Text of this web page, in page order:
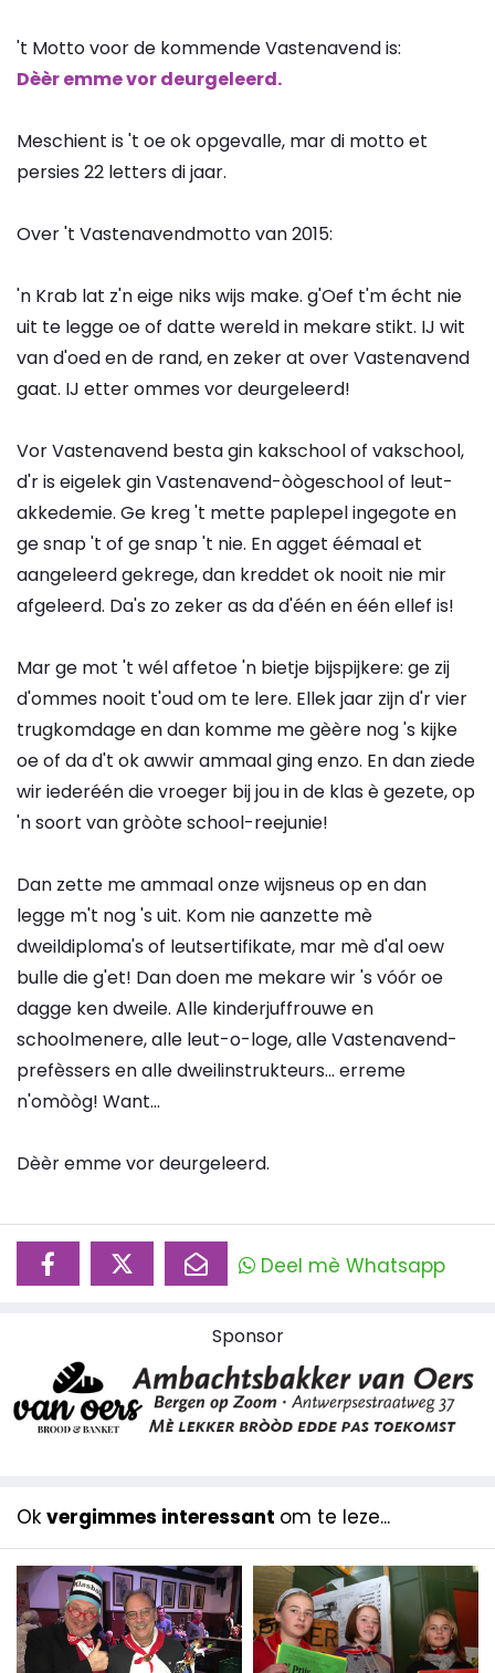
't Motto voor de kommende Vastenavend is:
Dèèr emme vor deurgeleerd.
Meschient is 't oe ok opgevalle, mar di motto et
persies 22 letters di jaar.
Over 't Vastenavendmotto van 2015:
'n Krab lat z'n eige niks wijs make. g'Oef t'm écht nie
uit te legge oe of datte wereld in mekare stikt. IJ wit
van d'oed en de rand, en zeker at over Vastenavend
gaat. IJ etter ommes vor deurgeleerd!
Vor Vastenavend besta gin kakschool of vakschool,
d'r is eigelek gin Vastenavend-òògeschool of leut-
akkedemie. Ge kreg 't mette paplepel ingegote en
ge snap 't of ge snap 't nie. En agget éémaal et
aangeleerd gekrege, dan kreddet ok nooit nie mir
afgeleerd. Da's zo zeker as da d'één en één ellef is!
Mar ge mot 't wél affetoe 'n bietje bijspijkere: ge zij
d'ommes nooit t'oud om te lere. Ellek jaar zijn d'r vier
trugkomdage en dan komme me gèère nog 's kijke
oe of da d't ok awwir ammaal ging enzo. En dan ziede
wir iederéén die vroeger bij jou in de klas è gezete, op
'n soort van gròòte school-reejunie!
Dan zette me ammaal onze wijsneus op en dan
legge m't nog 's uit. Kom nie aanzette mè
dweildiploma's of leutsertifikate, mar mè d'al oew
bulle die g'et! Dan doen me mekare wir 's vóór oe
dagge ken dweile. Alle kinderjuffrouwe en
schoolmenere, alle leut-o-loge, alle Vastenavend-
prefèssers en alle dweilinstrukteurs... erreme
n'omòòg! Want...
Dèèr emme vor deurgeleerd.
Deel mè Whatsapp
Sponsor
Ok vergimmes interessant om te leze...